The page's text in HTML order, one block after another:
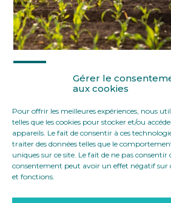
Gérer le
aux cookies
Pour offrir les meilleures expériences, nous
telles que les cookies pour stocker et/ou
appareils. Le fait de consentir à ces
traiter des données telles que le
uniques sur ce site. Le fait de ne pas consentir
consentement peut avoir un effet négatif sur
et fonctions.
FaceBook
TwitterLinkedIn